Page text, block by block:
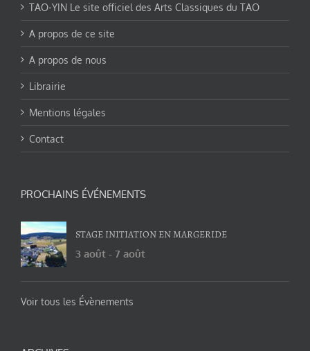
TAO-YIN Le site officiel des Arts Classiques du TAO
A propos de ce site
A propos de nous
Librairie
Mentions légales
Contact
PROCHAINS ÉVÉNEMENTS
STAGE INITIATION EN MARGERIDE
3 août - 7 août
Voir tous les Évènements